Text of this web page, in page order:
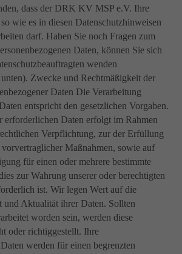
dass der DRK KV MSP e.V. Ihre
wie es in diesen Datenschutzhinweisen
darf. Haben Sie noch Fragen zum
Daten, können Sie sich
wenden
Zwecke und Rechtmäßigkeit der
Daten Die Verarbeitung
entspricht den gesetzlichen Vorgaben.
erforderlichen Daten erfolgt im Rahmen
Verpflichtung, zur der Erfüllung
vorvertraglicher Maßnahmen, sowie auf
für einen oder mehrere bestimmte
zur Wahrung unserer oder berechtigten
ist. Wir legen Wert auf die
und Aktualität ihrer Daten. Sollten
worden sein, werden diese
oder richtiggestellt. Ihre
werden für einen begrenzten